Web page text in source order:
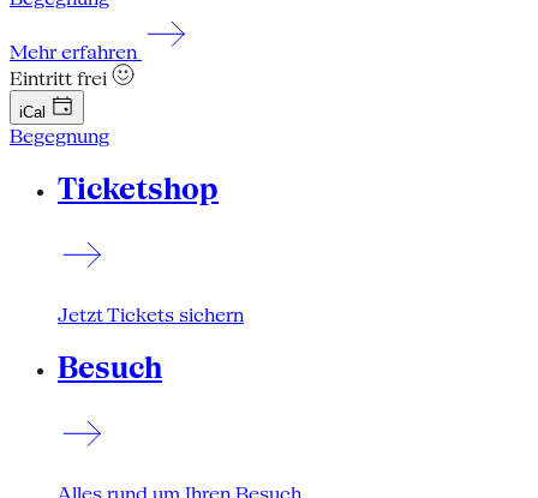
Mehr erfahren
Eintritt frei
iCal
Begegnung
Ticketshop
Jetzt Tickets sichern
Besuch
Alles rund um Ihren Besuch